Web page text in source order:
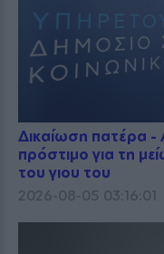
Δικαίωση πατέρα
πρόστιμο για τη
του γιου του
2026-08-05 03:16:01